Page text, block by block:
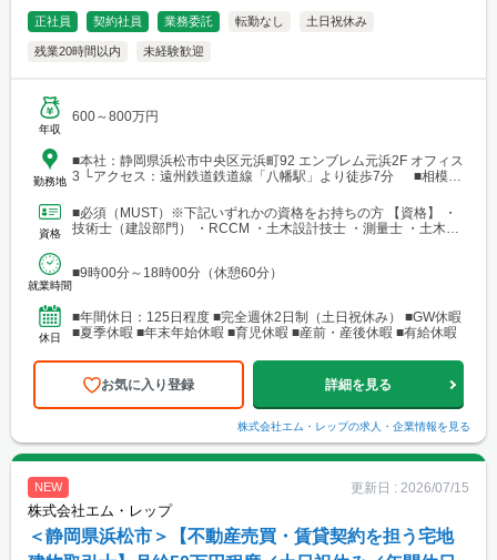
正社員 契約社員 業務委託 転勤なし 土日祝休み
残業20時間以内 未経験歓迎
年収
600～800万円
勤務地
■本社：静岡県浜松市中央区元浜町92 エンブレム元浜2F オフィス
3 └アクセス：遠州鉄道鉄道線「八幡駅」より徒歩7分 ■相模原
「橋本駅」よりバス25分
資格
■必須（MUST）※下記いずれかの資格をお持ちの方 【資格】 ・
技術士（建設部門） ・RCCM ・土木設計技士 ・測量士 ・土木施
就業時間
■9時00分～18時00分（休憩60分）
休日
■年間休日：125日程度 ■完全週休2日制（土日祝休み） ■GW休暇
■夏季休暇 ■年末年始休暇 ■育児休暇 ■産前・産後休暇 ■有給休暇
お気に入り登録 詳細を見る
株式会社エム・レップの求人・企業情報を見る
NEW 更新日 : 2026/07/15
株式会社エム・レップ
＜静岡県浜松市＞【不動産売買・賃貸契約を担う宅地